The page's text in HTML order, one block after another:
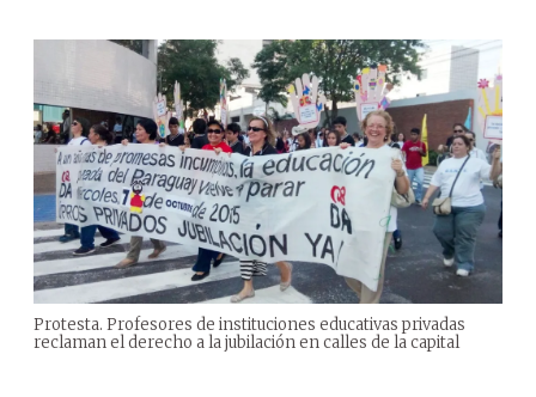
Protesta. Profesores de instituciones educativas privadas
reclaman el derecho a la jubilación en calles de la capital